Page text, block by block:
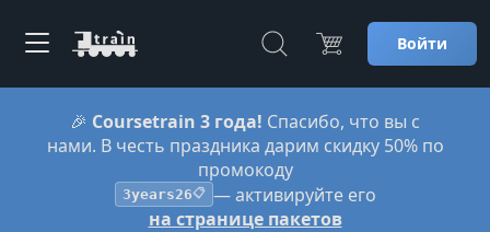
Войти
🎉 Coursetrain 3 года! Спасибо, что вы с
нами. В честь праздника дарим скидку 50% по
промокоду
3years26📋 — активируйте его
на странице пакетов